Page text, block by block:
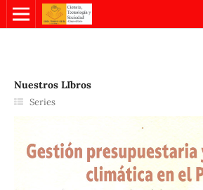
Nuestros LIbros
Series